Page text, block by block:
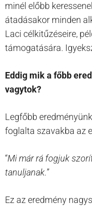
minél előbb
átadásakor minden
Laci célkitűzéseire,
támogatására.
Eddig mik a főbb
vagytok?
Legfőbb
foglalta szavakba az
“Mi már rá fogjuk
tanuljanak.”
Ez az eredmény